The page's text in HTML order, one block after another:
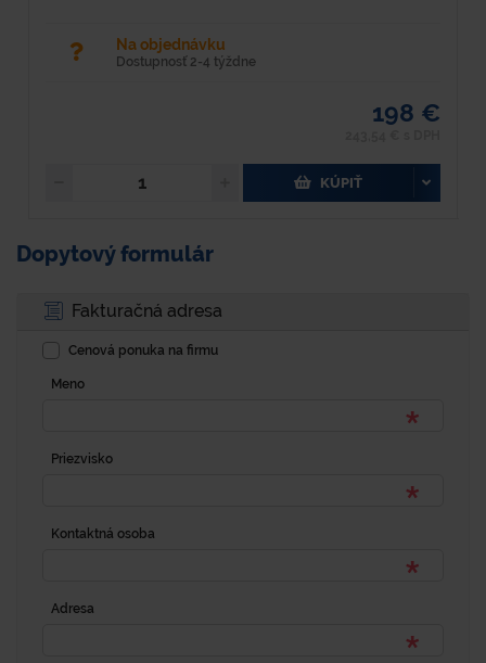
Na objednávku
Dostupnosť 2-4 týždne
198 €
KÚPIŤ
Dopytový formulár
Fakturačná adresa
Cenová ponuka na firmu
Meno
Priezvisko
Kontaktná osoba
Adresa